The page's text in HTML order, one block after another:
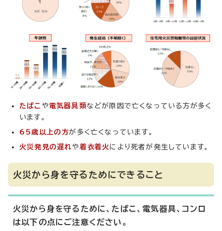
たばこ や電気器具類などが原因で亡くなっている方が多く
います。
65歳以上の方が多く亡くなっています。
火災発見の遅れや着衣着火 により死者が発生しています。
火災から身を守るためにできること
火災から身を守るために、たばこ、電気器具、コンロ
は以下の点にご注意ください。